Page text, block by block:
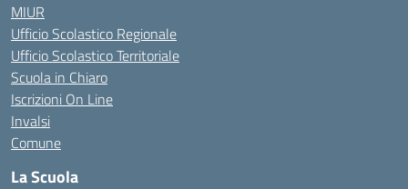
MIUR
Ufficio Scolastico Regionale
Ufficio Scolastico Territoriale
Scuola in Chiaro
Iscrizioni On Line
Invalsi
Comune
La Scuola